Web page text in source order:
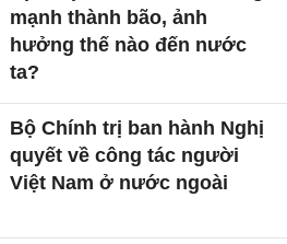
mạnh thành bão, ảnh
hưởng thế nào đến nước
ta?
Bộ Chính trị ban hành Nghị
quyết về công tác người
Việt Nam ở nước ngoài